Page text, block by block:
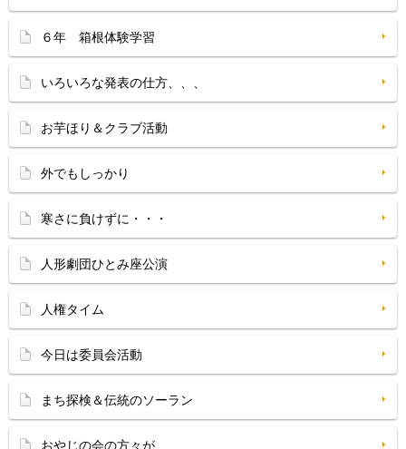
６年 箱根体験学習
いろいろな発表の仕方、、、
お芋ほり＆クラブ活動
外でもしっかり
寒さに負けずに・・・
人形劇団ひとみ座公演
人権タイム
今日は委員会活動
まち探検＆伝統のソーラン
おやじの会の方々が、、、